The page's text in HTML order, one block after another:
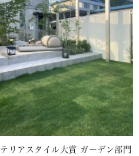
リアスタイル大賞 ガーデン部門